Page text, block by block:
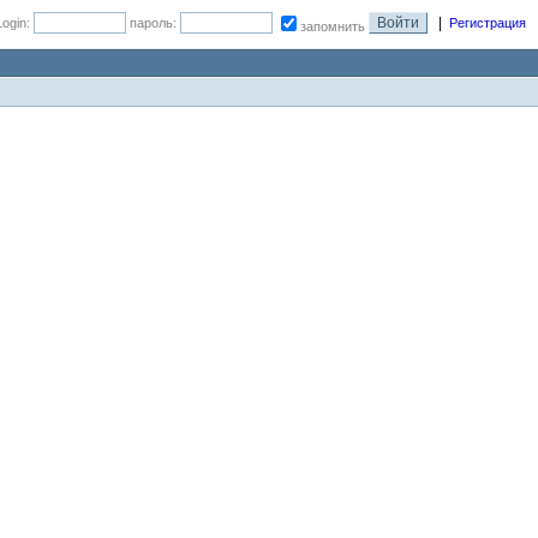
пароль: запомнить Регистрация